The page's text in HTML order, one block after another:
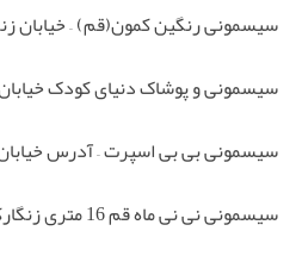
سیسمونی رنگین کمون(قم) – خیابان
سیسمونی و پوشاک دنیای کودک
سیسمونی بی بی اسپرت – آدرس
سیسمونی نی نی ماه قم 16 متری زنگارکی